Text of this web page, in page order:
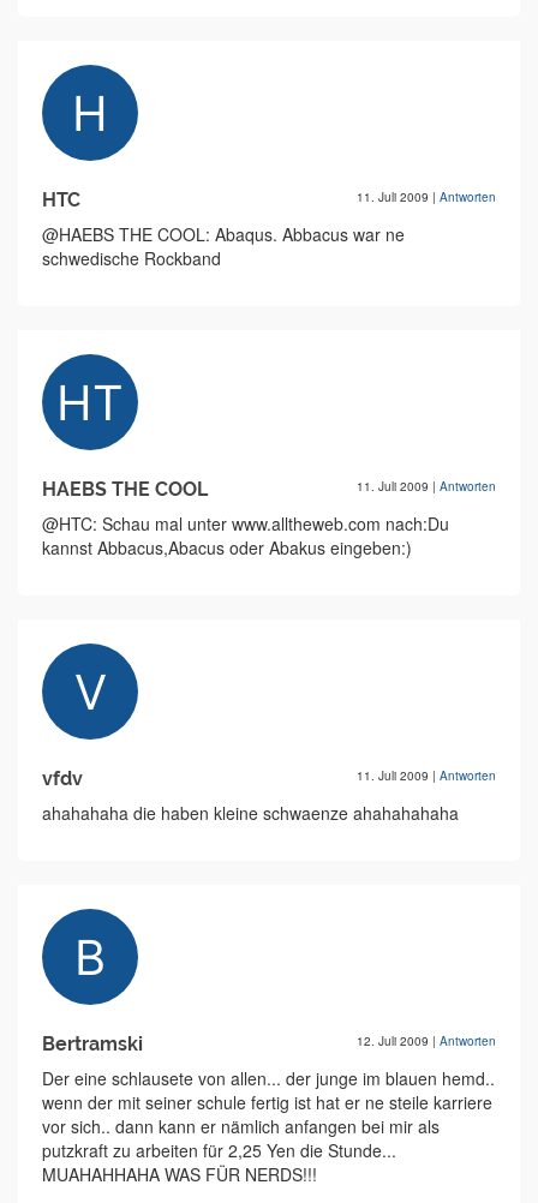
HTC 11. Juli 2009 | Antworten
@HAEBS THE COOL: Abaqus. Abbacus war ne
schwedische Rockband
HAEBS THE COOL 11. Juli 2009 | Antworten
@HTC: Schau mal unter www.alltheweb.com nach:Du
kannst Abbacus,Abacus oder Abakus eingeben:)
vfdv 11. Juli 2009 | Antworten
ahahahaha die haben kleine schwaenze ahahahahaha
Bertramski 12. Juli 2009 | Antworten
Der eine schlausete von allen... der junge im blauen hemd..
wenn der mit seiner schule fertig ist hat er ne steile karriere
vor sich.. dann kann er nämlich anfangen bei mir als
putzkraft zu arbeiten für 2,25 Yen die Stunde...
MUAHAHHAHA WAS FÜR NERDS!!!